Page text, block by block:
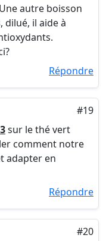
autre boisson
dilué, il aide à
Répondre
#19
sur le thé vert
comment notre
adapter en
Répondre
#20